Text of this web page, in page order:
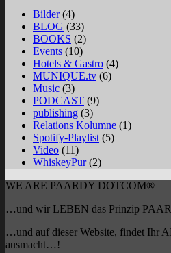
Bilder(4)
BLOG (33)
BOOKS (2)
Events (10)
Hotels & Gastro (4)
MUNIQUE.tv (6)
Music (3)
PODCAST (9)
publishing (3)
Relations Kolumne (1)
Spotify-Playlist (5)
Video (11)
WhiskeyPur(2)
WE ARE PAARDY DOTCOM®
…und wir LEBEN das Prinzip
…und auf dieser Website, findet Ihr
ausmacht…!